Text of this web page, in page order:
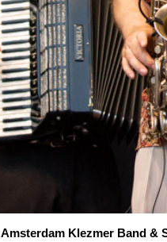
Amsterdam Klezmer Band &